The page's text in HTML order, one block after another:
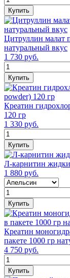
Купить
Цитруллин малат
натуральный вкус
1 730 руб.
Купить
Креатин
120 гр
1 330 руб.
Купить
Л-карнитин
1 880 руб.
Купить
Креатин
пакете 1000 гр
4 750 руб.
Купить